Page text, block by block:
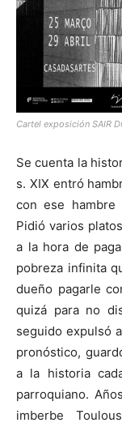
Cartel exposición SAIR
Se cuenta la
s. XIX entró
con ese
Pidió varios
a la hora de
pobreza infinita
dueño pagarle
quizá para no
seguido expulsó
pronóstico,
a la historia
parroquiano.
imberbe